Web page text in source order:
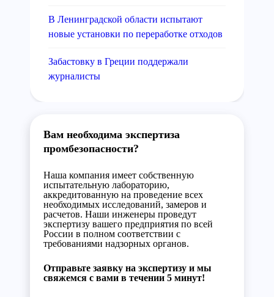
В Ленинградской области испытают
новые установки по переработке отходов
Забастовку в Греции поддержали
журналисты
Вам необходима экспертиза
промбезопасности?
Наша компания имеет собственную
испытательную лабораторию,
аккредитованную на проведение всех
необходимых исследований, замеров и
расчетов. Наши инженеры проведут
экспертизу вашего предприятия по всей
России в полном соответствии с
требованиями надзорных органов.
Отправьте заявку на экспертизу и мы
свяжемся с вами в течении 5 минут!